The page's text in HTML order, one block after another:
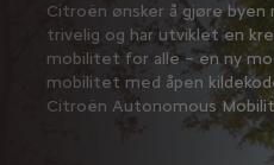
Citroën ønsker å gjøre byen
trivelig og har utviklet en
mobilitet for alle – en ny
mobilitet med åpen
Citroën Autonomous